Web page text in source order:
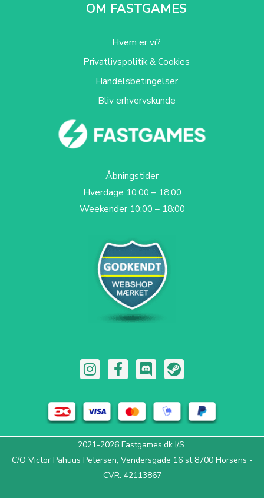
OM FASTGAMES
Hvem er vi?
Privatlivspolitik & Cookies
Handelsbetingelser
Bliv erhvervskunde
Åbningstider
Hverdage 10:00 – 18:00
Weekender 10:00 – 18:00
I
n
t
a
g
r
a
F
a
e
b
o
o
k
-
D
i
c
o
r
d
S
t
a
m
2021-2026 Fastgames.dk I/S.
C/O Victor Pahuus Petersen, Vendersgade 16 st 8700 Horsens -
CVR. 42113867